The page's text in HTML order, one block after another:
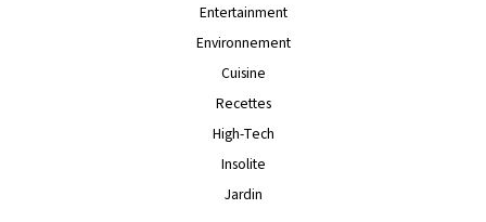
Entertainment
Environnement
Cuisine
Recettes
High-Tech
Insolite
Jardin